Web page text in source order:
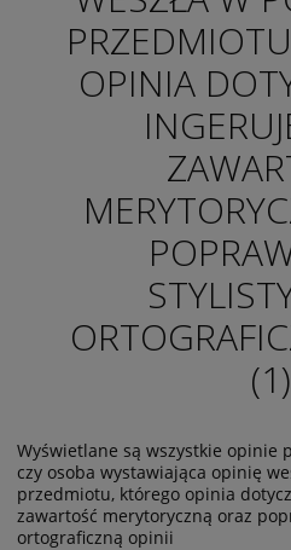
OPINIA
(1)
Wyświetlane są wszystkie opinie
czy osoba wystawiająca opinię
przedmiotu, którego opinia
zawartość merytoryczną oraz
ortograficzną opinii